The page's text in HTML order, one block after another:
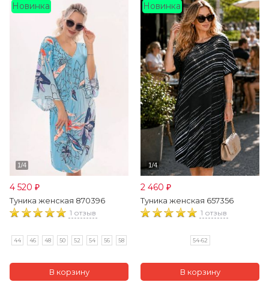
Новинка
4 520 ₽
Туника женская 870396
1 отзыв
44 46 48 50 52 54 56 58
Новинка
2 460 ₽
Туника женская 657356
1 отзыв
54-62